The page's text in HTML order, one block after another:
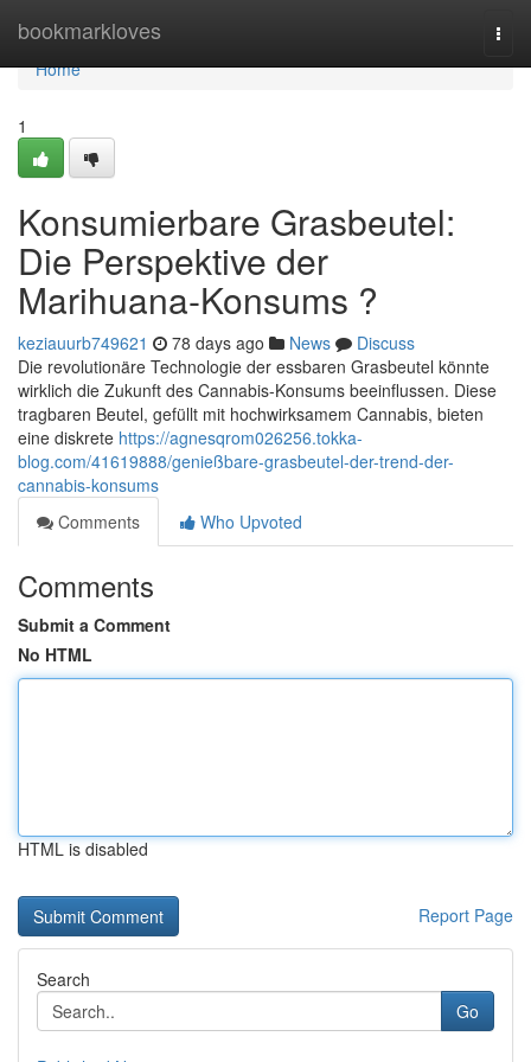
bookmarkloves
Home
Home
1
Konsumierbare Grasbeutel:
Die Perspektive der
Marihuana-Konsums ?
keziauurb749621 78 days ago News
Discuss
Die revolutionäre Technologie der essbaren Grasbeutel könnte
wirklich die Zukunft des Cannabis-Konsums beeinflussen. Diese
tragbaren Beutel, gefüllt mit hochwirksamem Cannabis, bieten
eine diskrete https://agnesqrom026256.tokka-
blog.com/41619888/genießbare-grasbeutel-der-trend-der-
cannabis-konsums
Comments
Who Upvoted
Comments
Submit a Comment
No HTML
HTML is disabled
Report Page
Search
Go